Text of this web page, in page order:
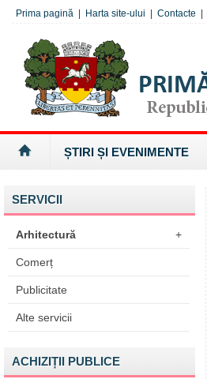
Prima pagină Harta site-ului Contacte
ȘTIRI ȘI EVENIMENTE
SERVICII
Arhitectură +
Comerț
Publicitate
Alte servicii
ACHIZIȚII PUBLICE